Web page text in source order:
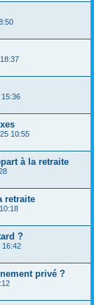
10:55
à la retraite
retraite
?
16:42
privé ?